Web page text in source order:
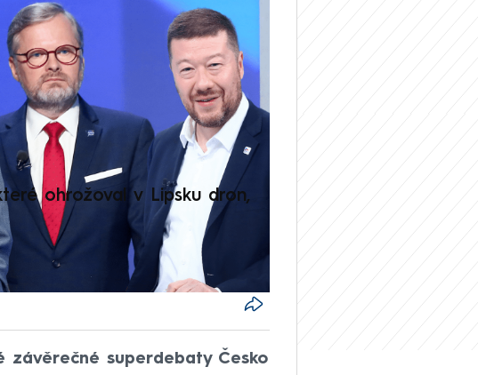
ohrožoval v Lipsku dron,
závěrečné superdebaty Česko